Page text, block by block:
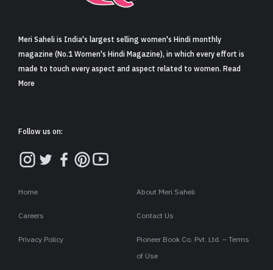
Meri Saheli is India's largest selling women's Hindi monthly
magazine (No.1 Women's Hindi Magazine), in which every effort is
made to touch every aspect and aspect related to women. Read
More
Follow us on:
Home About Meri Saheli
Careers Contact Us
Privacy Policy
Pioneer Book Co. Pvt. Ltd. – Terms
of Use